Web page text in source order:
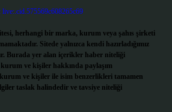
live:.cid.575569c608265c69
herhangi bir marka, kurum veya şahıs şirketi
Sitede yalnızca kendi hazırladığımız
Burada yer alan içerikler haber niteliği
ve kişiler hakkında paylaşım
ve kişiler ile isim benzerlikleri tamamen
taslak halindedir ve tavsiye niteliği